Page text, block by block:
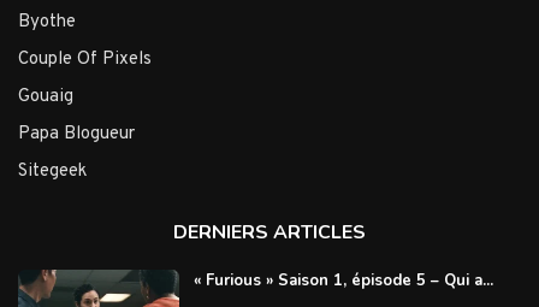
Byothe
Couple Of Pixels
Gouaig
Papa Blogueur
Sitegeek
DERNIERS ARTICLES
« Furious » Saison 1, épisode 5 – Qui a...